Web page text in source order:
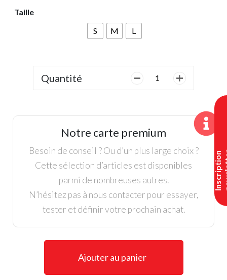
I
n
s
c
r
i
p
t
i
o
n
n
e
w
s
l
e
t
t
e
Taille
S
M L
Quantité
quantité
Dames,
manches
longues,
Blanc
Notre carte premium
Besoin de conseil ? Ou d’un plus large choix ?
Cette sélection d’articles est disponibles
parmi de nombreuses autres.
N’hésitez pas à nous contacter pour essayer,
tester et définir votre prochain achat.
Ajouter au panier